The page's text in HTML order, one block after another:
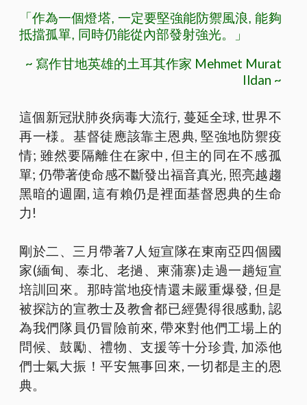
「作為一個燈塔, 一定要堅強能防禦風浪, 能夠
抵擋孤單, 同時仍能從內部發射強光。」
~ 寫作甘地英雄的土耳其作家 Mehmet Murat
Ildan ~
這個新冠狀肺炎病毒大流行, 蔓延全球, 世界不
再一様。基督徒應該靠主恩典, 堅強地防禦疫
情; 雖然要隔離住在家中, 但主的同在不感孤
單; 仍帶著使命感不斷發出福音真光, 照亮越趨
黑暗的週圍, 這有賴仍是裡面基督恩典的生命
力!
剛於二、三月帶著7人短宣隊在東南亞四個國
家(緬甸、泰北、老撾、柬蒲寨)走過一趟短宣
培訓回來。那時當地疫情還未嚴重爆發, 但是
被探訪的宣教士及教會都已經覺得很感動, 認
為我們隊員仍冒險前來, 帶來對他們工場上的
問候、鼓勵、禮物、支援等十分珍貴, 加添他
們士氣大振！平安無事回來, 一切都是主的恩
典。